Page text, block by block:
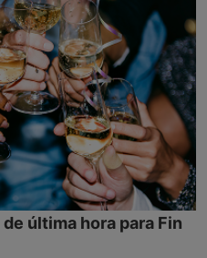
última hora para Fin